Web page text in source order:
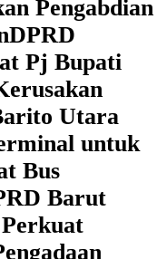
Pengabdian
DPRD
Pj Bupati
Utara
untuk
Bus
Barut